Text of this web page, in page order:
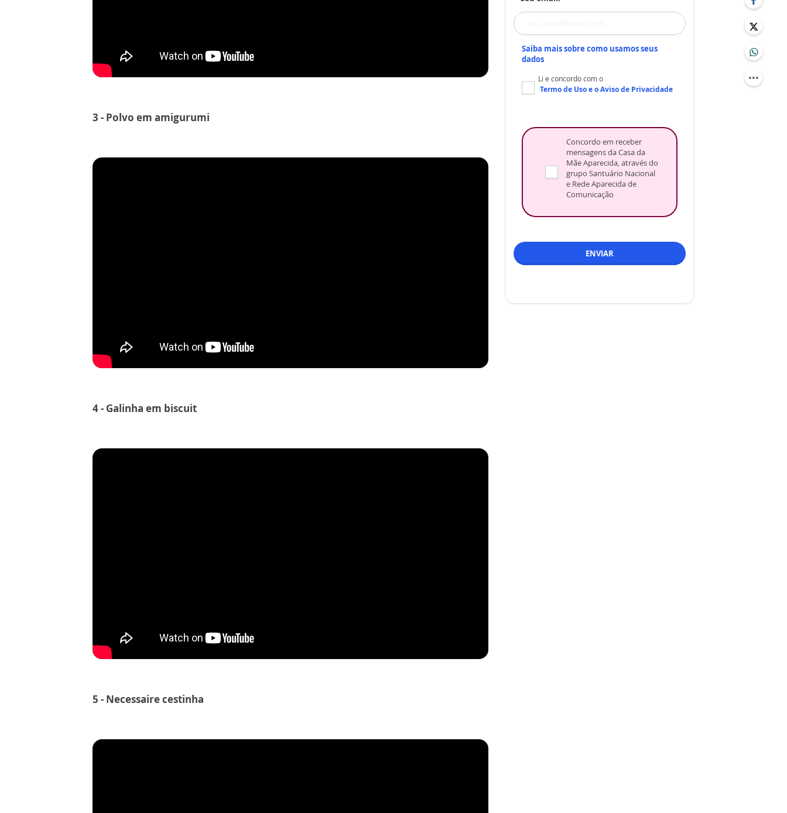
3 - Polvo em amigurumi
4 - Galinha em biscuit
5 - Necessaire cestinha
Saiba mais sobre como usamos seus
dados
Li e concordo com o
Termo de Usoe oAviso de Privacidade
Concordo em receber
mensagens da Casa da
Mãe Aparecida, através do
grupo Santuário Nacional
e Rede Aparecida de
Comunicação
ENVIAR